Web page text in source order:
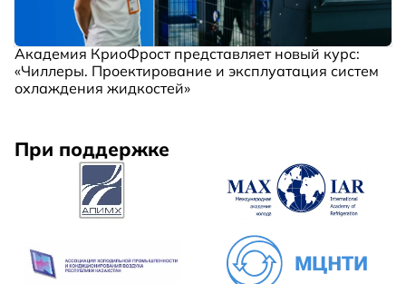
Академия КриоФрост представляет новый курс:
«Чиллеры. Проектирование и эксплуатация систем
охлаждения жидкостей»
При поддержке